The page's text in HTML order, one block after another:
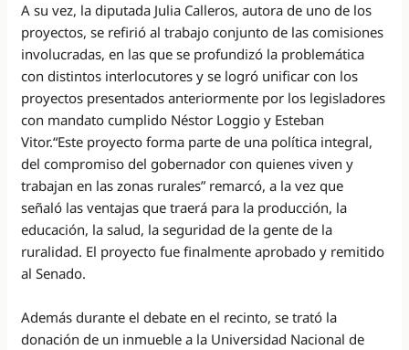
A su vez, la diputada Julia Calleros, autora de uno de los
proyectos, se refirió al trabajo conjunto de las comisiones
involucradas, en las que se profundizó la problemática
con distintos interlocutores y se logró unificar con los
proyectos presentados anteriormente por los legisladores
con mandato cumplido Néstor Loggio y Esteban
Vitor.“Este proyecto forma parte de una política integral,
del compromiso del gobernador con quienes viven y
trabajan en las zonas rurales” remarcó, a la vez que
señaló las ventajas que traerá para la producción, la
educación, la salud, la seguridad de la gente de la
ruralidad. El proyecto fue finalmente aprobado y remitido
al Senado.
Además durante el debate en el recinto, se trató la
donación de un inmueble a la Universidad Nacional de